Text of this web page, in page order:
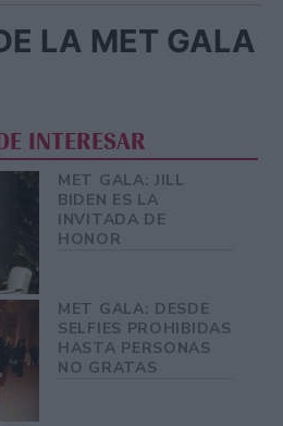
LA MET GALA
INTERESAR
MET GALA: JILL
BIDEN ES LA
INVITADA DE
HONOR
MET GALA: DESDE
SELFIES PROHIBIDAS
HASTA PERSONAS
NO GRATAS